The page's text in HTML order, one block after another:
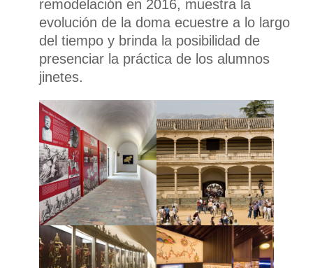
remodelación en 2016, muestra la
evolución de la doma ecuestre a lo largo
del tiempo y brinda la posibilidad de
presenciar la práctica de los alumnos
jinetes.